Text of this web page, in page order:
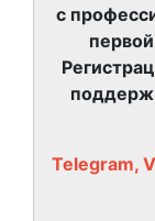
с
Telegram,